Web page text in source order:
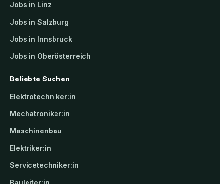
Jobs in Linz
Jobs in Salzburg
Jobs in Innsbruck
Jobs in Oberösterreich
Beliebte Suchen
Elektrotechniker:in
Mechatroniker:in
Maschinenbau
Elektriker:in
Servicetechniker:in
Bauleiter:in